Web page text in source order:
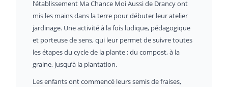
l’établissement Ma Chance Moi Aussi de Drancy ont
mis les mains dans la terre pour débuter leur atelier
jardinage. Une activité à la fois ludique, pédagogique
et porteuse de sens, qui leur permet de suivre toutes
les étapes du cycle de la plante : du compost, à la
graine, jusqu’à la plantation.
Les enfants ont commencé leurs semis de fraises,